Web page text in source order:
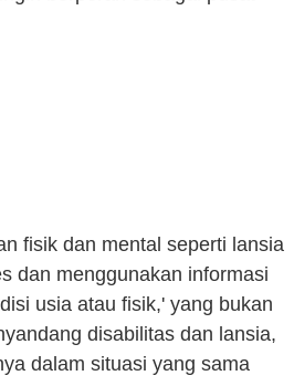
fisik dan mental seperti lansia
dan menggunakan informasi
usia atau fisik,' yang bukan
disabilitas dan lansia,
dalam situasi yang sama